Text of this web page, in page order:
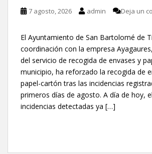
7 agosto, 2026 admin Deja un
El Ayuntamiento de San Bartolomé de
coordinación con la empresa
del servicio de recogida de envases y
municipio, ha reforzado la recogida de
papel-cartón tras las incidencias
primeros días de agosto. A día de hoy,
incidencias detectadas ya […]